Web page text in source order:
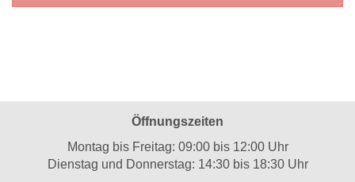
Öffnungszeiten
Montag bis Freitag: 09:00 bis 12:00 Uhr
Dienstag und Donnerstag: 14:30 bis 18:30 Uhr